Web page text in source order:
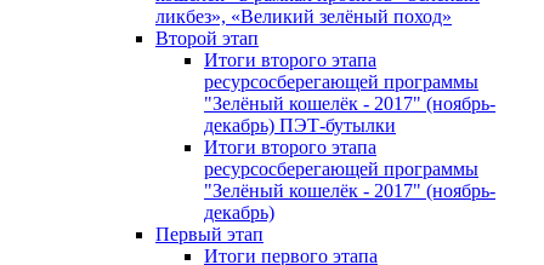
ликбез», «Великий зелёный поход»
Второй этап
Итоги второго этапа
ресурсосберегающей программы
"Зелёный кошелёк - 2017" (ноябрь-
декабрь) ПЭТ-бутылки
Итоги второго этапа
ресурсосберегающей программы
"Зелёный кошелёк - 2017" (ноябрь-
декабрь)
Первый этап
Итоги первого этапа